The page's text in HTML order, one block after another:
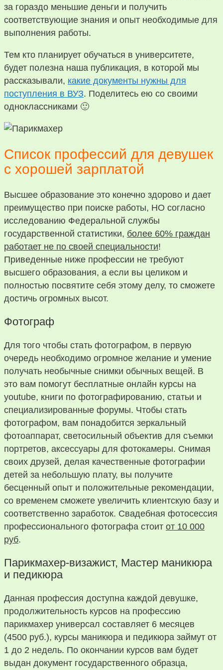
за гораздо меньшие деньги и получить
соответствующие знания и опыт необходимые для
выполнения работы.
Тем кто планирует обучаться в университете,
будет полезна наша публикация, в которой мы
рассказывали, какие документы нужны для
поступления в ВУЗ. Поделитесь ею со своими
одноклассниками 🙂
Список профессий для девушек
с хорошей зарплатой
Высшее образование это конечно здорово и дает
преимущество при поиске работы, НО согласно
исследованию Федеральной службы
государственной статистики, более 60% граждан
работает не по своей специальности!
Приведенные ниже профессии не требуют
высшего образования, а если вы целиком и
полностью посвятите себя этому делу, то сможете
достичь огромных высот.
Фотограф
Для того чтобы стать фотографом, в первую
очередь необходимо огромное желание и умение
получать необычные снимки обычных вещей. В
это вам помогут бесплатные онлайн курсы на
youtube, книги по фотографированию, статьи и
специализированные форумы. Чтобы стать
фотографом, вам понадобится зеркальный
фотоаппарат, светосильный объектив для съемки
портретов, аксессуары для фотокамеры. Снимая
своих друзей, делая качественные фотографии
детей за небольшую плату, вы получите
бесценный опыт и положительные рекомендации,
со временем сможете увеличить клиентскую базу и
соответственно заработок. Свадебная фотосессия
профессионального фотографа стоит от 10 000
руб.
Парикмахер-визажист, Мастер маникюра
и педикюра
Данная профессия доступна каждой девушке,
продолжительность курсов на профессию
парикмахер универсал составляет 6 месяцев
(4500 руб.), курсы маникюра и педикюра займут от
1 до 2 недель. По окончании курсов вам будет
выдан документ государственного образца,